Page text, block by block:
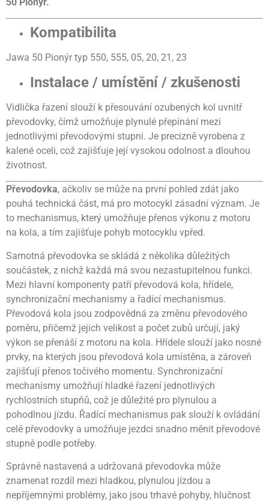
Kompatibilita
Jawa 50 Pionýr typ 550, 555, 05, 20, 21, 23
Instalace / umístění / zkušenosti
Vidlička řazení slouží k přesouvání ozubených kol uvnitř
převodovky, čímž umožňuje plynulé přepínání mezi
jednotlivými převodovými stupni. Je precizně vyrobena z
kalené oceli, což zajišťuje její vysokou odolnost a dlouhou
životnost.
Převodovka, ačkoliv se může na první pohled zdát jako
pouhá technická část, má pro motocykl zásadní význam. Je
to mechanismus, který umožňuje přenos výkonu z motoru
na kola, a tím zajišťuje pohyb motocyklu vpřed.
Samotná převodovka se skládá z několika důležitých
součástek, z nichž každá má svou nezastupitelnou funkci.
Mezi hlavní komponenty patří převodová kola, hřídele,
synchronizační mechanismy a řadící mechanismus.
Převodová kola jsou zodpovědná za změnu převodového
poměru, přičemž jejich velikost a počet zubů určují, jaký
výkon se přenáší z motoru na kola. Hřídele slouží jako nosné
prvky, na kterých jsou převodová kola umístěna, a zároveň
zajišťují přenos točivého momentu. Synchronizační
mechanismy umožňují hladké řazení jednotlivých
rychlostních stupňů, což je důležité pro plynulou a
pohodlnou jízdu. Řadící mechanismus pak slouží k ovládání
celé převodovky a umožňuje jezdci snadno měnit převodové
stupně podle potřeby.
Správně nastavená a udržovaná převodovka může
znamenat rozdíl mezi hladkou, plynulou jízdou a
nepříjemnými problémy, jako jsou trhavé pohyby, hlučnost